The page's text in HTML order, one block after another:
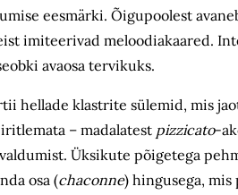
eesmärki. Õigupoolest
imiteerivad meloodiakaared.
avaosa tervikuks.
hellade klastrite sülemid, mis
– madalatest pizzicato-
Üksikute põigetega
osa (chaconne) hingusega,